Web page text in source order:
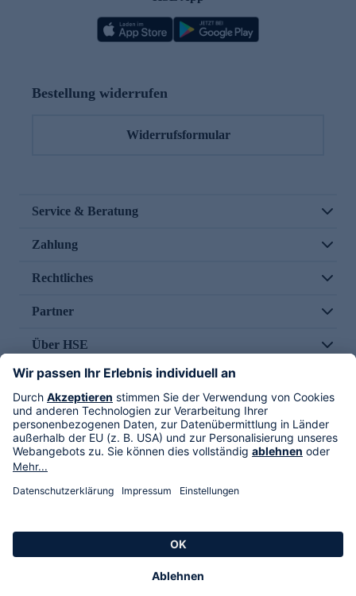
Bestellung widerrufen
Widerrufsformular
Service & Beratung
Zahlung
Rechtliches
Partner
Über HSE
Im TV
HSE International